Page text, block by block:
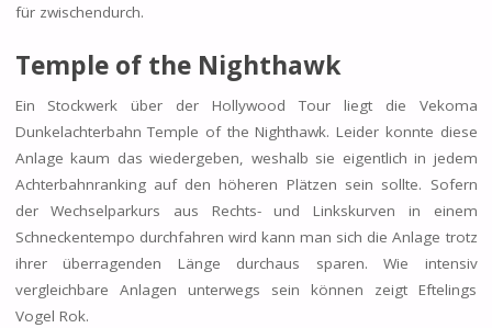
für zwischendurch.
Temple of the Nighthawk
Ein Stockwerk über der Hollywood Tour liegt die Vekoma
Dunkelachterbahn Temple of the Nighthawk. Leider konnte diese
Anlage kaum das wiedergeben, weshalb sie eigentlich in jedem
Achterbahnranking auf den höheren Plätzen sein sollte. Sofern
der Wechselparkurs aus Rechts- und Linkskurven in einem
Schneckentempo durchfahren wird kann man sich die Anlage trotz
ihrer überragenden Länge durchaus sparen. Wie intensiv
vergleichbare Anlagen unterwegs sein können zeigt Eftelings
Vogel Rok.